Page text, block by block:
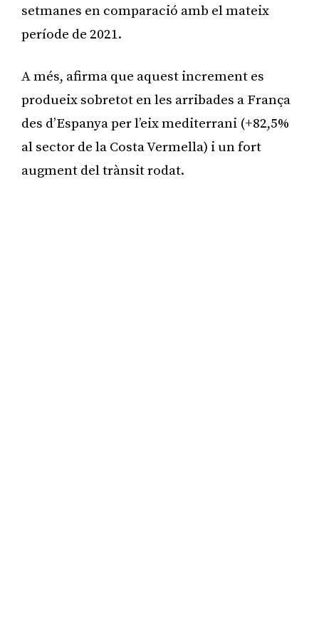
setmanes en comparació amb el mateix
període de 2021.
A més, afirma que aquest increment es
produeix sobretot en les arribades a França
des d’Espanya per l’eix mediterrani (+82,5%
al sector de la Costa Vermella) i un fort
augment del trànsit rodat.